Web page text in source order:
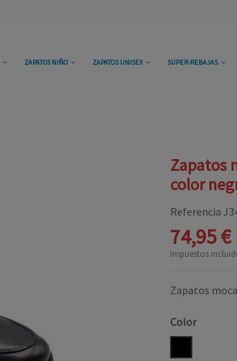
ZAPATOS NIÑO ZAPATOS UNISEX SUPER-REBAJAS
Zapatos
color
Referencia
74,95 €
Impuestos
Zapatos
Color